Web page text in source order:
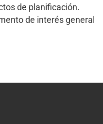
de planificación.
de interés general